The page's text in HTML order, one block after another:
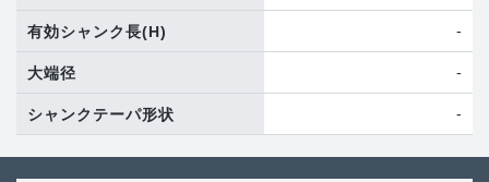
有効シャンク長(H) -
大端径 -
シャンクテーパ形状 -